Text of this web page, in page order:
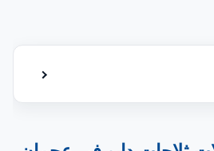
إظهار أو
شركات صيانة ثلاجات دايو